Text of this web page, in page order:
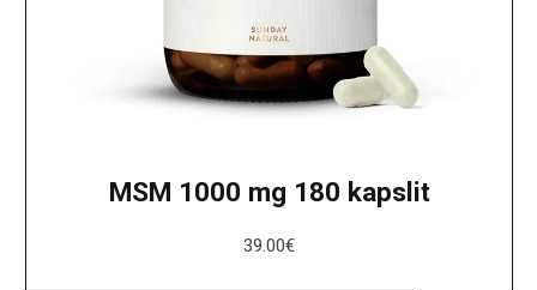
MSM 1000 mg 180 kapslit
39.00€